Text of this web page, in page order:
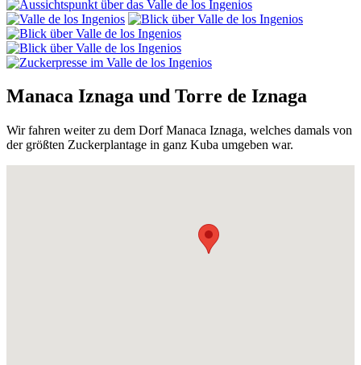
Manaca Iznaga und Torre de Iznaga
Wir fahren weiter zu dem Dorf Manaca Iznaga, welches damals von
der größten Zuckerplantage in ganz Kuba umgeben war.